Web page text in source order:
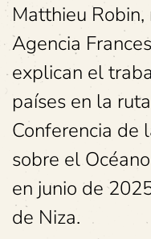
Matthieu
Agencia
explican el
países en la
Conferencia de
sobre el
en junio de
de Niza.